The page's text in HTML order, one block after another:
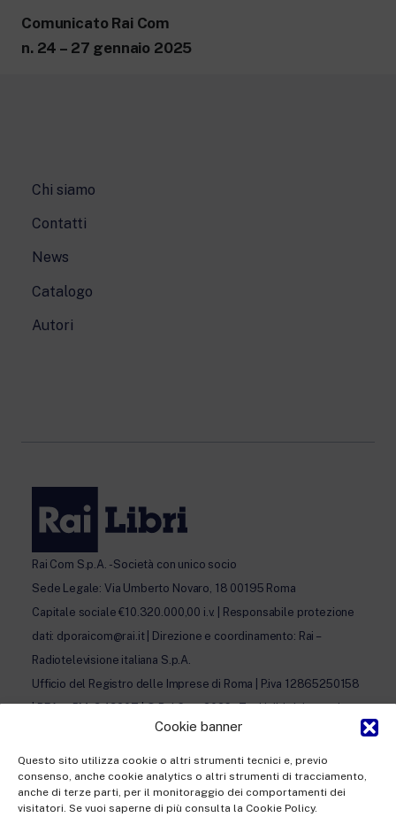
Cookie banner
Questo sito utilizza cookie o altri strumenti tecnici e, previo
consenso, anche cookie analytics o altri strumenti di tracciamento,
anche di terze parti, per il monitoraggio dei comportamenti dei
visitatori. Se vuoi saperne di più consulta la Cookie Policy.
Comunicato Rai Com
n. 24 – 27 gennaio 2025
Chi siamo
Contatti
News
Catalogo
Autori
Rai Com S.p.A. - Società con unico socio
Sede Legale: Via Umberto Novaro, 18 00195 Roma
Capitale sociale €10.320.000,00 i.v. | Responsabile protezione
dati: dporaicom@rai.it | Direzione e coordinamento: Rai –
Radiotelevisione italiana S.p.A.
Ufficio del Registro delle Imprese di Roma | P.iva 12865250158
| REA n. RM- 949207 | © Rai Com 2026 - Tutti i diritti riservati
Facebook Twitter Instagram LinkedIn